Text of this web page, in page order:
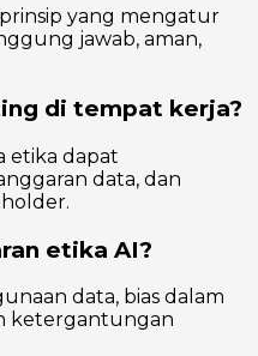
yang mengatur
jawab, aman,
di tempat kerja?
etika dapat
data, dan
etika AI?
data, bias dalam
ketergantungan